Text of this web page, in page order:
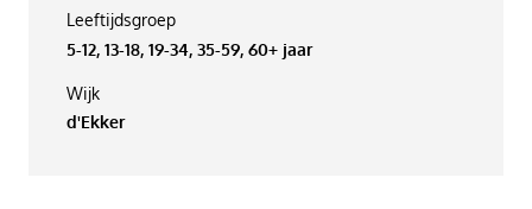
Leeftijdsgroep
5-12, 13-18, 19-34, 35-59, 60+ jaar
Wijk
d'Ekker